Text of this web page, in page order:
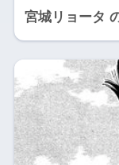
宮城リョータ